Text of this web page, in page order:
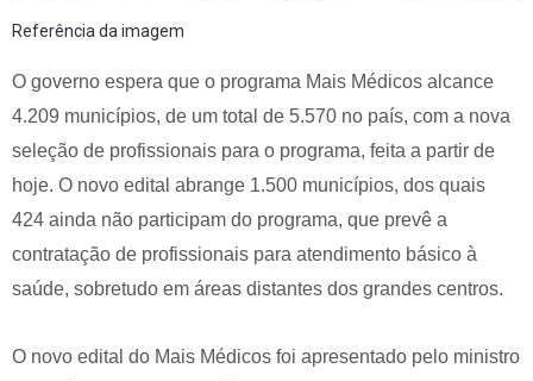
Referência da imagem
O governo espera que o programa Mais Médicos alcance
4.209 municípios, de um total de 5.570 no país, com a nova
seleção de profissionais para o programa, feita a partir de
hoje. O novo edital abrange 1.500 municípios, dos quais
424 ainda não participam do programa, que prevê a
contratação de profissionais para atendimento básico à
saúde, sobretudo em áreas distantes dos grandes centros.
O novo edital do Mais Médicos foi apresentado pelo ministro